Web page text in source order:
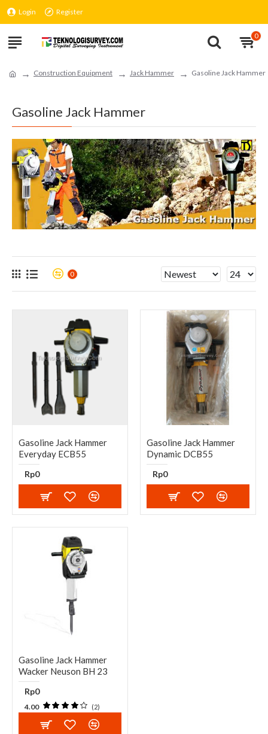
Login Register
0
Construction Equipment Jack Hammer Gasoline Jack Hammer
Gasoline Jack Hammer
0
Gasoline Jack Hammer
Everyday ECB55
Rp0
Gasoline Jack Hammer
Dynamic DCB55
Rp0
Gasoline Jack Hammer
Wacker Neuson BH 23
Rp0
4.00 (2)